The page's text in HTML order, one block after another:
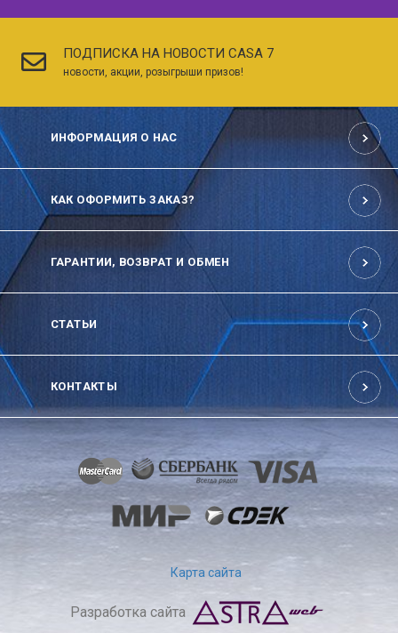
ПОДПИСКА НА НОВОСТИ CASA 7
новости, акции, розыгрыши призов!
ИНФОРМАЦИЯ О НАС
КАК ОФОРМИТЬ ЗАКАЗ?
ГАРАНТИИ, ВОЗВРАТ И ОБМЕН
СТАТЬИ
КОНТАКТЫ
Карта сайта
Разработка сайта